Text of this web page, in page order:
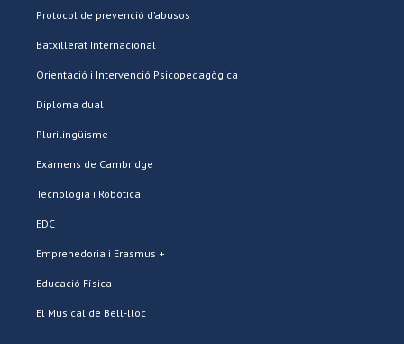
Protocol de prevenció d’abusos
Batxillerat Internacional
Orientació i Intervenció Psicopedagògica
Diploma dual
Plurilingüisme
Exàmens de Cambridge
Tecnologia i Robòtica
EDC
Emprenedoria i Erasmus +
Educació Física
El Musical de Bell-lloc